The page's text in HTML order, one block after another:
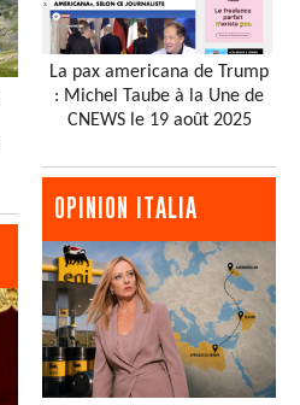
La pax americana de Trump
: Michel Taube à la Une de
CNEWS le 19 août 2025
OPINION ITALIA